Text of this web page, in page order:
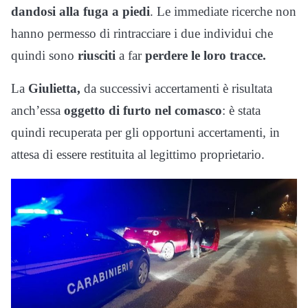
dandosi alla fuga a piedi. Le immediate ricerche non
hanno permesso di rintracciare i due individui che
quindi sono riusciti a farperdere le loro tracce.
La Giulietta, da successivi accertamenti è risultata
anch’essa oggetto di furto nel comasco: è stata
quindi recuperata per gli opportuni accertamenti, in
attesa di essere restituita al legittimo proprietario.